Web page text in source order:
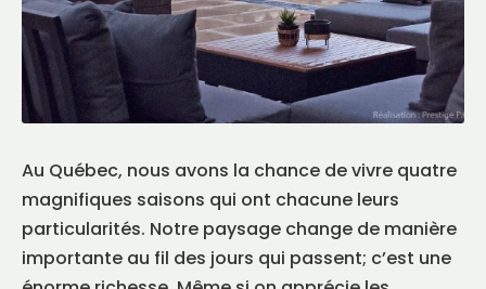
Au Québec, nous avons la chance de vivre quatre
magnifiques saisons qui ont chacune leurs
particularités. Notre paysage change de manière
importante au fil des jours qui passent; c’est une